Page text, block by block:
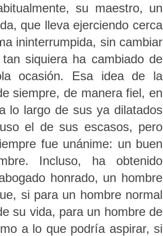
su maestro, un
que lleva ejerciendo cerca
ininterrumpida, sin cambiar
siquiera ha cambiado de
ocasión. Esa idea de la
siempre, de manera fiel, en
lo largo de sus ya dilatados
el de sus escasos, pero
fue unánime: un buen
Incluso, ha obtenido
honrado, un hombre
si para un hombre normal
su vida, para un hombre de
a lo que podría aspirar, si